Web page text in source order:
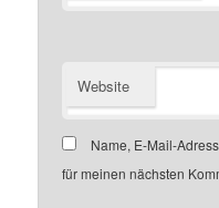
Website
Name, E-Mail-
für meinen nächsten